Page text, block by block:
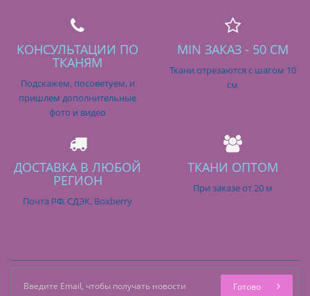
КОНСУЛЬТАЦИИ ПО
ТКАНЯМ
Подскажем, посоветуем, и
пришлем дополнительные
фото и видео
MIN ЗАКАЗ - 50 СМ
Ткани отрезаются с шагом 10
см
ДОСТАВКА В ЛЮБОЙ
РЕГИОН
Почта РФ, СДЭК, Boxberry
ТКАНИ ОПТОМ
При заказе от 20 м
Готово